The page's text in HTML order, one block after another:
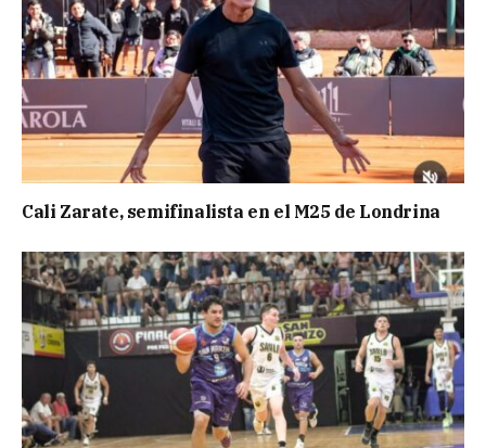
Cali Zarate, semifinalista en el M25 de Londrina